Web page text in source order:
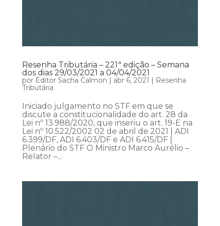
Resenha Tributária – 221ª edição – Semana
dos dias 29/03/2021 a 04/04/2021
por Editor Sacha Calmon abr 6, 2021
Resenha
Tributária
Iniciado julgamento no STF em que se
discute a constitucionalidade do art. 28 da
Lei nº 13.988/2020, que inseriu o art. 19-E na
Lei nº 10.522/2002 02 de abril de 2021 | ADI
6.399/DF, ADI 6.403/DF e ADI 6.415/DF |
Plenário do STF O Ministro Marco Aurélio –
Relator –...